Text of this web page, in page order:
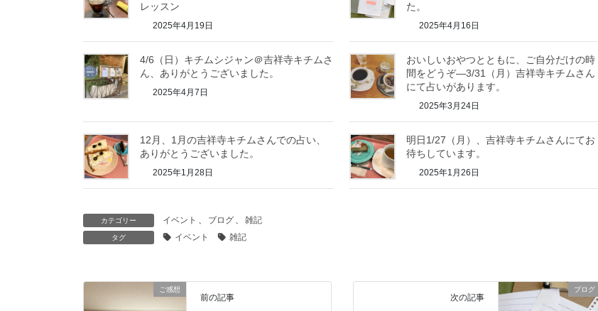
レッスン
2025年4月19日
た。
2025年4月16日
4/6（日）キチムシジャン＠吉祥寺キチムさ
ん、ありがとうございました。
2025年4月7日
おいしいおやつとともに、ご自分だけの時
間をどうぞ―3/31（月）吉祥寺キチムさん
にて占いがあります。
2025年3月24日
12月、1月の吉祥寺キチムさんでの占い、
ありがとうございました。
2025年1月28日
明日1/27（月）、吉祥寺キチムさんにてお
待ちしています。
2025年1月26日
カテゴリー イベント 、 ブログ 、 雑記
タグ イベント 雑記
ご感想
前の記事
ブログ
次の記事